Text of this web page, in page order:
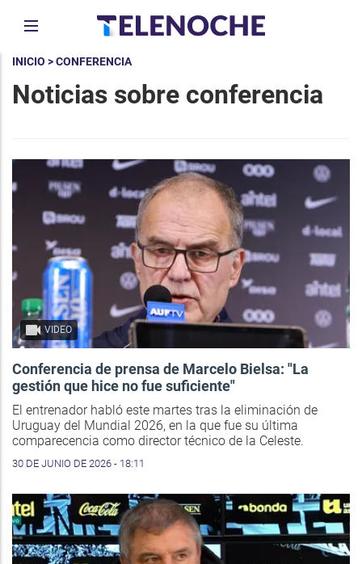
INICIO > CONFERENCIA
Noticias sobre conferencia
VIDEO
Conferencia de prensa de Marcelo Bielsa: "La
gestión que hice no fue suficiente"
El entrenador habló este martes tras la eliminación de
Uruguay del Mundial 2026, en la que fue su última
comparecencia como director técnico de la Celeste.
30 DE JUNIO DE 2026 - 18:11